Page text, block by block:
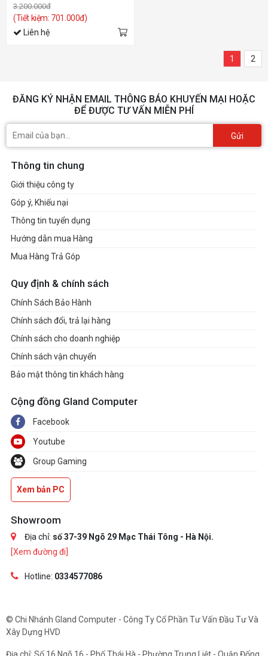
3.200.000đ
(Tiết kiệm: 701.000đ)
Liên hệ
1 2
ĐĂNG KÝ NHẬN EMAIL THÔNG BÁO KHUYẾN MẠI HOẶC
ĐỂ ĐƯỢC TƯ VẤN MIỄN PHÍ
Gửi
Thông tin chung
Giới thiệu công ty
Góp ý, Khiếu nại
Thông tin tuyển dụng
Hướng dẫn mua Hàng
Mua Hàng Trả Góp
Quy định & chính sách
Chính Sách Bảo Hành
Chính sách đổi, trả lại hàng
Chính sách cho doanh nghiệp
Chính sách vận chuyển
Bảo mật thông tin khách hàng
Cộng đồng Gland Computer
Facebook
Youtube
Group Gaming
Xem bản PC
Showroom
Địa chỉ: số 37-39 Ngõ 29 Mạc Thái Tông - Hà Nội.
[Xem đường đi]
Hotline: 0334577086
© Chi Nhánh Gland Computer - Công Ty Cổ Phần Tư Vấn Đầu Tư Và
Xây Dựng HVD
Địa chỉ: Số 16 Ngõ 16 - Phố Thái Hà - Phường Trung Liệt - Quận Đống